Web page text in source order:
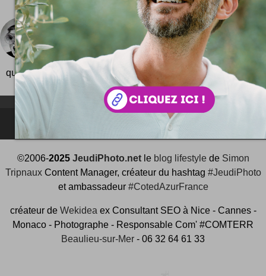
Community manager qui es-tu ?
Oui c'est vrai ça d'abord : qui t'es ? C'est à peu
camarades de chez RegionsJob et Anov Agency
question à l'occasi...
NEWSLETTER FOR EVER !
©2006-2025 JeudiPhoto.netle blog lifestylede Simon
TripnauxContent Manager, créateur du hashtag #JeudiPhoto
et ambassadeur #CotedAzurFrance
créateur de Wekideaex Consultant SEO à Nice - Cannes -
Monaco - Photographe - Responsable Com' #COMTERR
Beaulieu-sur-Mer - 06 32 64 61 33